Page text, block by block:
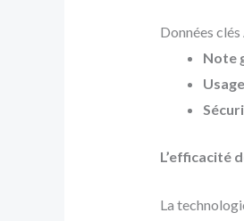
Données
Note
Usage
L’efficacité
La